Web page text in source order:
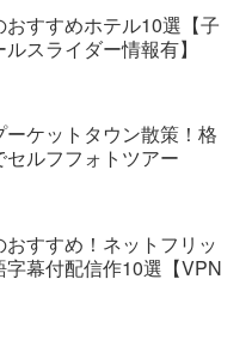
おすすめホテル10選【子
スライダー情報有】
ーケットタウン散策！格
ルフフォトツアー
おすすめ！ネットフリッ
字幕付配信作10選【VPN